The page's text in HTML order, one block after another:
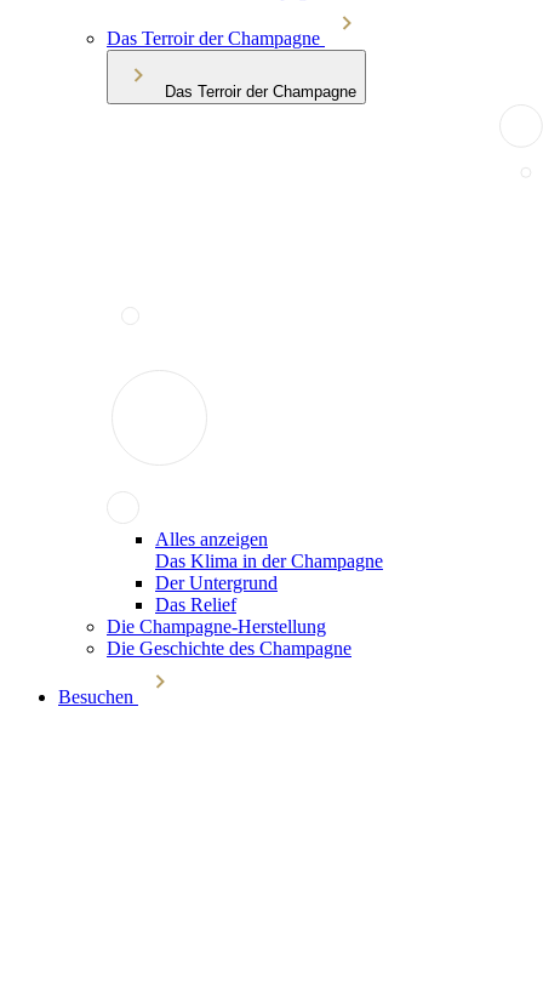
Das Terroir der Champagne
Das Terroir der Champagne
Alles anzeigen
Das Klima in der Champagne
Der Untergrund
Das Relief
Die Champagne-Herstellung
Die Geschichte des Champagne
Besuchen